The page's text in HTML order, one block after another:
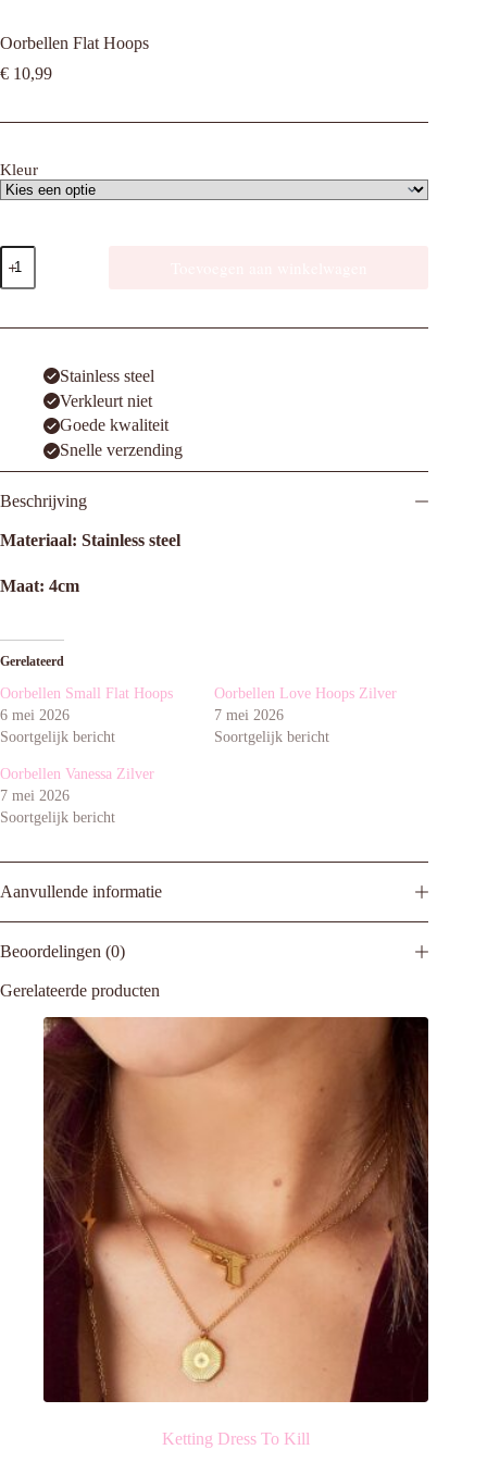
Oorbellen Flat Hoops
€ 10,99
Kleur
Oorbellen
Flat
Hoops
Stainless steel
Verkleurt niet
Goede kwaliteit
Snelle verzending
Beschrijving
Materiaal: Stainless steel
Maat: 4cm
Gerelateerd
Oorbellen Small Flat Hoops
6 mei 2026
Soortgelijk bericht
Oorbellen Love Hoops Zilver
7 mei 2026
Soortgelijk bericht
Oorbellen Vanessa Zilver
7 mei 2026
Soortgelijk bericht
Aanvullende informatie
Beoordelingen (0)
Gerelateerde producten
Ketting Dress To Kill